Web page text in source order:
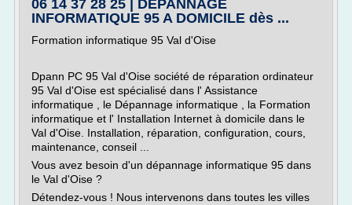
06 14 37 28 25 | DÉPANNAGE
INFORMATIQUE 95 A DOMICILE dès ...
Formation informatique 95 Val d'Oise
Dpann PC 95 Val d'Oise société de réparation ordinateur
95 Val d'Oise est spécialisé dans l' Assistance
informatique , le Dépannage informatique , la Formation
informatique et l' Installation Internet à domicile dans le
Val d'Oise. Installation, réparation, configuration, cours,
maintenance, conseil ...
Vous avez besoin d'un dépannage informatique 95 dans
le Val d'Oise ?
Détendez-vous ! Nous intervenons dans toutes les villes